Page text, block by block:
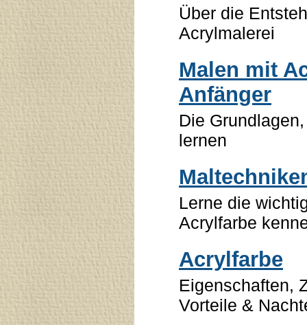
Über die
Acrylmalerei
Malen mit
Anfänger
Die
lernen
Lerne die
Acrylfarbe
Acrylfarbe
Eigenschaften,
Vorteile &